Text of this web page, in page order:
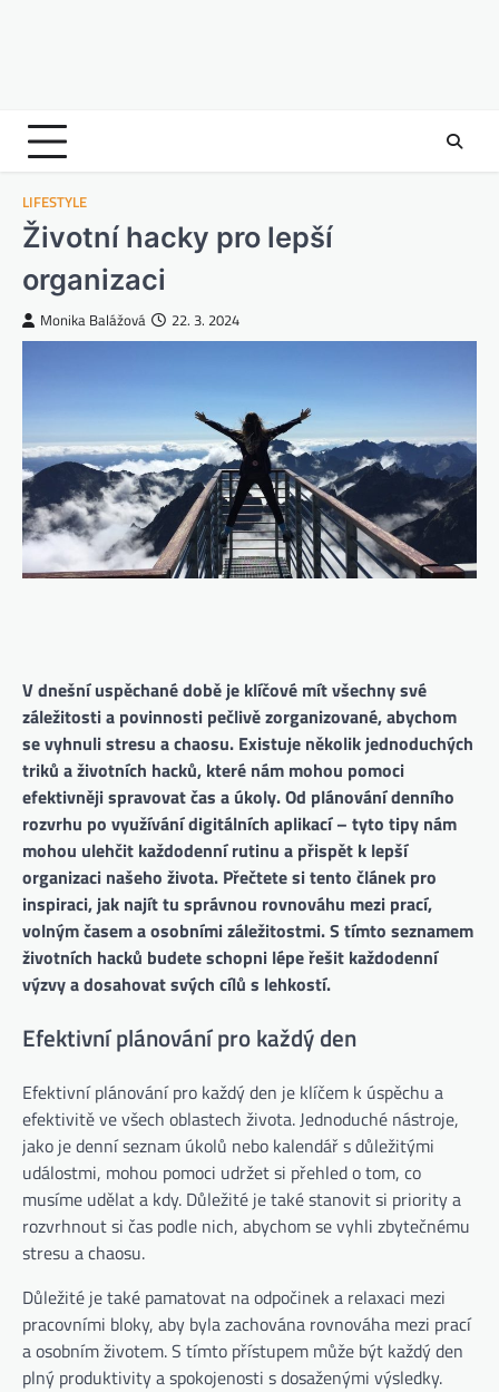
LIFESTYLE
Životní hacky pro lepší
organizaci
Monika Balážová 22. 3. 2024
V dnešní uspěchané době je klíčové mít všechny své
záležitosti a povinnosti pečlivě zorganizované, abychom
se vyhnuli stresu a chaosu. Existuje několik jednoduchých
triků a životních hacků, které nám mohou pomoci
efektivněji spravovat čas a úkoly. Od plánování denního
rozvrhu po využívání digitálních aplikací – tyto tipy nám
mohou ulehčit každodenní rutinu a přispět k lepší
organizaci našeho života. Přečtete si tento článek pro
inspiraci, jak najít tu správnou rovnováhu mezi prací,
volným časem a osobními záležitostmi. S tímto seznamem
životních hacků budete schopni lépe řešit každodenní
výzvy a dosahovat svých cílů s lehkostí.
Efektivní plánování pro každý den
Efektivní plánování pro každý den je klíčem k úspěchu a
efektivitě ve všech oblastech života. Jednoduché nástroje,
jako je denní seznam úkolů nebo kalendář s důležitými
událostmi, mohou pomoci udržet si přehled o tom, co
musíme udělat a kdy. Důležité je také stanovit si priority a
rozvrhnout si čas podle nich, abychom se vyhli zbytečnému
stresu a chaosu.
Důležité je také pamatovat na odpočinek a relaxaci mezi
pracovními bloky, aby byla zachována rovnováha mezi prací
a osobním životem. S tímto přístupem může být každý den
plný produktivity a spokojenosti s dosaženými výsledky.